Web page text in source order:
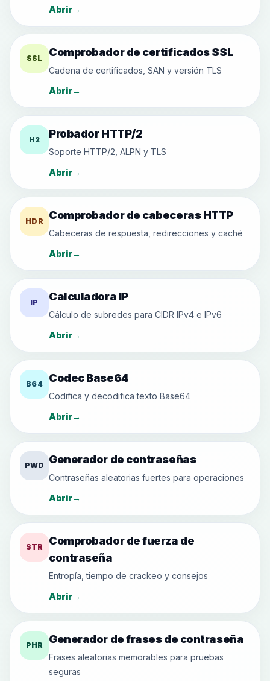
Abrir→
SSL Comprobador de certificados SSL
Cadena de certificados, SAN y versión TLS
Abrir→
H2 Probador HTTP/2
Soporte HTTP/2, ALPN y TLS
Abrir→
HDR Comprobador de cabeceras HTTP
Cabeceras de respuesta, redirecciones y caché
Abrir→
IP Calculadora IP
Cálculo de subredes para CIDR IPv4 e IPv6
Abrir→
B64 Codec Base64
Codifica y decodifica texto Base64
Abrir→
PWD Generador de contraseñas
Contraseñas aleatorias fuertes para operaciones
Abrir→
STR
Comprobador de fuerza de
contraseña
Entropía, tiempo de crackeo y consejos
Abrir→
PHR Generador de frases de contraseña
Frases aleatorias memorables para pruebas
seguras